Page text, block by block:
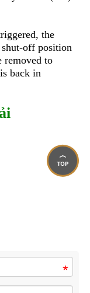
the
off position
removed to
back in
*